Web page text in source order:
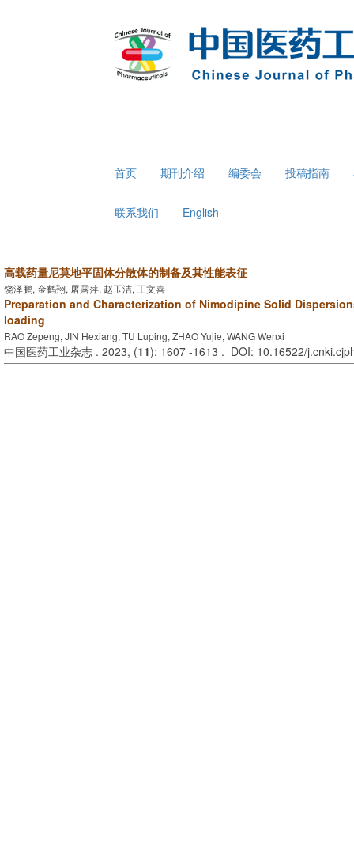
首页 期刊介绍 编委会 投稿指南
联系我们 English
高载药量尼莫地平固体分散体的制备及其性能表征
饶泽鹏, 金鹤翔, 屠露萍, 赵玉洁, 王文喜
Preparation and Characterization of Nimodipine Solid
loading
RAO Zepeng, JIN Hexiang, TU Luping, ZHAO Yujie, WANG Wenxi
中国医药工业杂志 . 2023, (11): 1607 -1613 . DOI: 10.16522/